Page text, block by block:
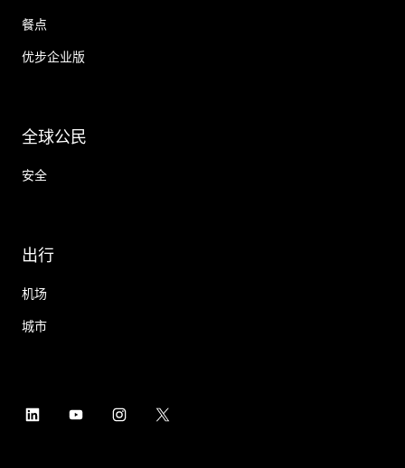
餐点
优步企业版
全球公民
安全
出行
机场
城市